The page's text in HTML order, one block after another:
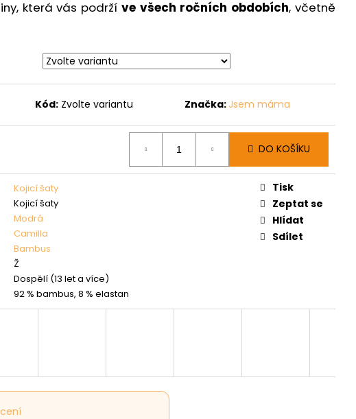
která vás podrží ve všech ročních obdobích, včetně
Kód: Zvolte variantu Značka: Jsem máma
DO KOŠÍKU
Kojicí šaty
Kojicí šaty
Modrá
Camilla
Bambus
Ž
Dospělí (13 let a více)
92 % bambus, 8 % elastan
Tisk
Zeptat se
Hlídat
Sdílet